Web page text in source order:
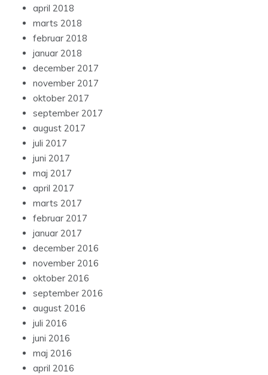
april 2018
marts 2018
februar 2018
januar 2018
december 2017
november 2017
oktober 2017
september 2017
august 2017
juli 2017
juni 2017
maj 2017
april 2017
marts 2017
februar 2017
januar 2017
december 2016
november 2016
oktober 2016
september 2016
august 2016
juli 2016
juni 2016
maj 2016
april 2016